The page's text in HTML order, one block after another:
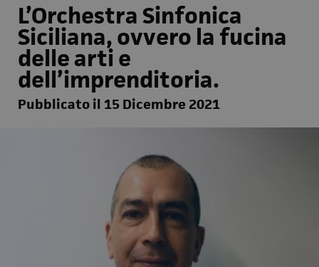
L’Orchestra Sinfonica
Siciliana, ovvero la fucina
delle arti e
dell’imprenditoria.
Pubblicato il 15 Dicembre 2021